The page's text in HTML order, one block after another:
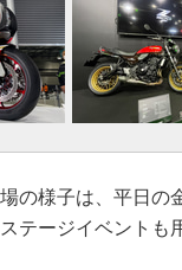
の様子は、平日の
テージイベントも